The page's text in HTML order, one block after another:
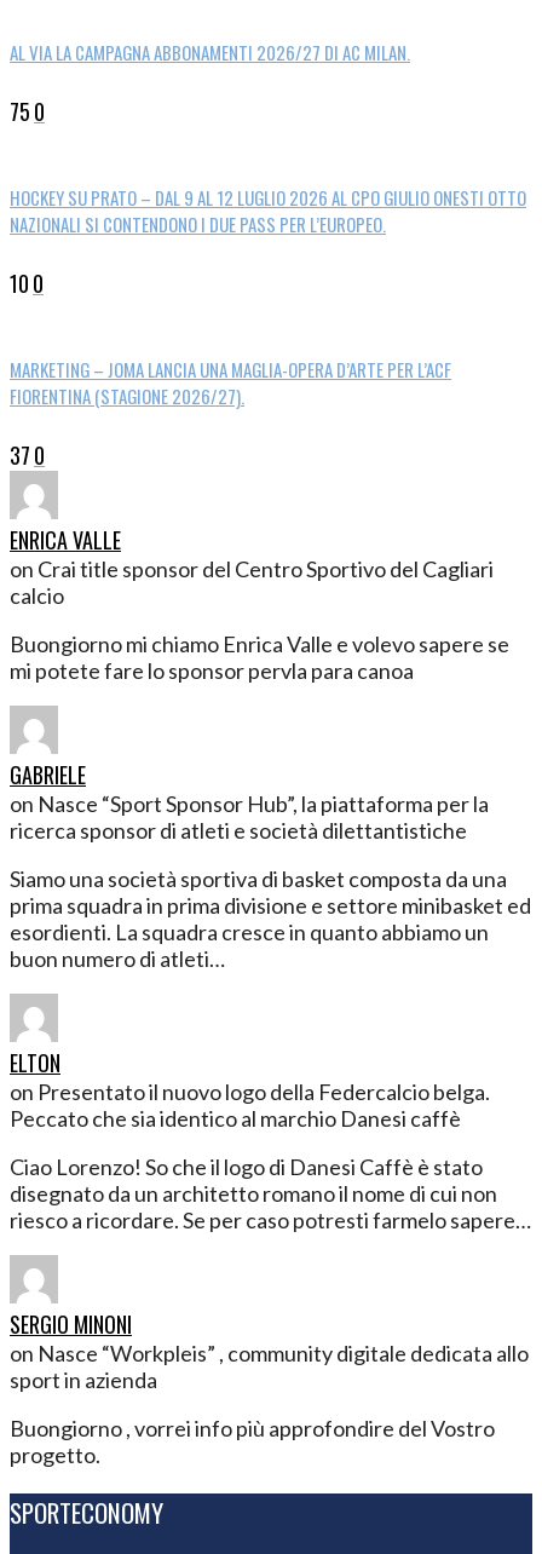
AL VIA LA CAMPAGNA ABBONAMENTI 2026/27 DI AC MILAN.
750
HOCKEY SU PRATO – DAL 9 AL 12 LUGLIO 2026 AL CPO GIULIO ONESTI OTTO
NAZIONALI SI CONTENDONO I DUE PASS PER L’EUROPEO.
100
MARKETING – JOMA LANCIA UNA MAGLIA-OPERA D’ARTE PER L’ACF
FIORENTINA (STAGIONE 2026/27).
370
ENRICA VALLE
on Crai title sponsor del Centro Sportivo del Cagliari
calcio
Buongiorno mi chiamo Enrica Valle e volevo sapere se
mi potete fare lo sponsor pervla para canoa
GABRIELE
on Nasce “Sport Sponsor Hub”, la piattaforma per la
ricerca sponsor di atleti e società dilettantistiche
Siamo una società sportiva di basket composta da una
prima squadra in prima divisione e settore minibasket ed
esordienti. La squadra cresce in quanto abbiamo un
buon numero di atleti…
ELTON
on Presentato il nuovo logo della Federcalcio belga.
Peccato che sia identico al marchio Danesi caffè
Ciao Lorenzo! So che il logo di Danesi Caffè è stato
disegnato da un architetto romano il nome di cui non
riesco a ricordare. Se per caso potresti farmelo sapere…
SERGIO MINONI
on Nasce “Workpleis” , community digitale dedicata allo
sport in azienda
Buongiorno , vorrei info più approfondire del Vostro
progetto.
SPORTECONOMY